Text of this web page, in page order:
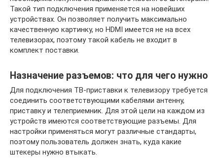
Такой тип подключения применяется на новейших
устройствах. Он позволяет получить максимально
качественную картинку, но HDMI имеется не на всех
телевизорах, поэтому такой кабель не входит в
комплект поставки.
Назначение разъемов: что для чего нужно
Для подключения ТВ-приставки к телевизору требуется
соединить соответствующими кабелями антенну,
приставку и телеприемник. Для этой цели на каждом из
устройств имеются соответствующие разъемы. Для
настройки применяться могут различные стандарты,
поэтому пользователь должен знать, куда какие
штекеры нужно втыкать.